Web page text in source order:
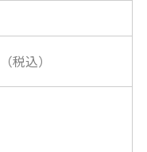
（税込）